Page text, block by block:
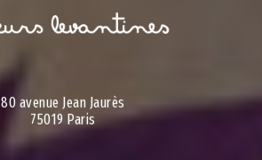
80 avenue Jean Jaurès
75019 Paris